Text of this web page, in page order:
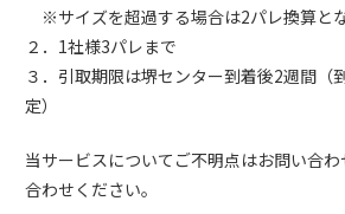
※サイズを超過する場合は2パレ換算とな
２．1社様3パレまで
３．引取期限は堺センター到着後2週間（
定）
当サービスについてご不明点はお問い合
合わせください。